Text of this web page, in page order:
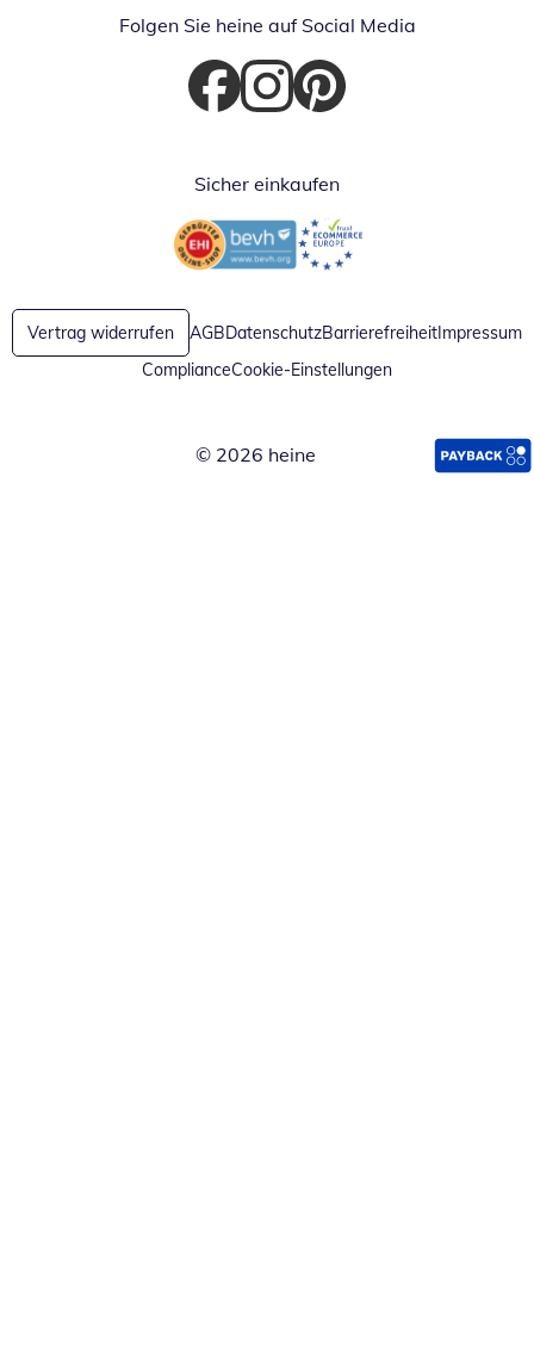
Folgen Sie heine auf Social Media
Öffnet in neuem Fenster
Öffnet in neuem Fenster
Öffnet in neuem Fenster
Sicher einkaufen
Öffnet in neuem FensterÖffnet in neuem Fenster
Vertrag widerrufen AGBDatenschutzBarrierefreiheitImpressum
ComplianceCookie-Einstellungen
© 2026 heine